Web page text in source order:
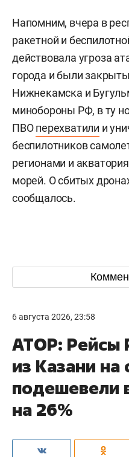
Напомним, вчера в
ракетной и
действовала угроза
города и были
Нижнекамска и
минобороны РФ, в ту
ПВОперехватили и
беспилотников
регионами и
морей. О сбитых
сообщалось.
6 августа 2026, 23:58
АТОР: Рейсы
из Казани на
подешевели
на 26%